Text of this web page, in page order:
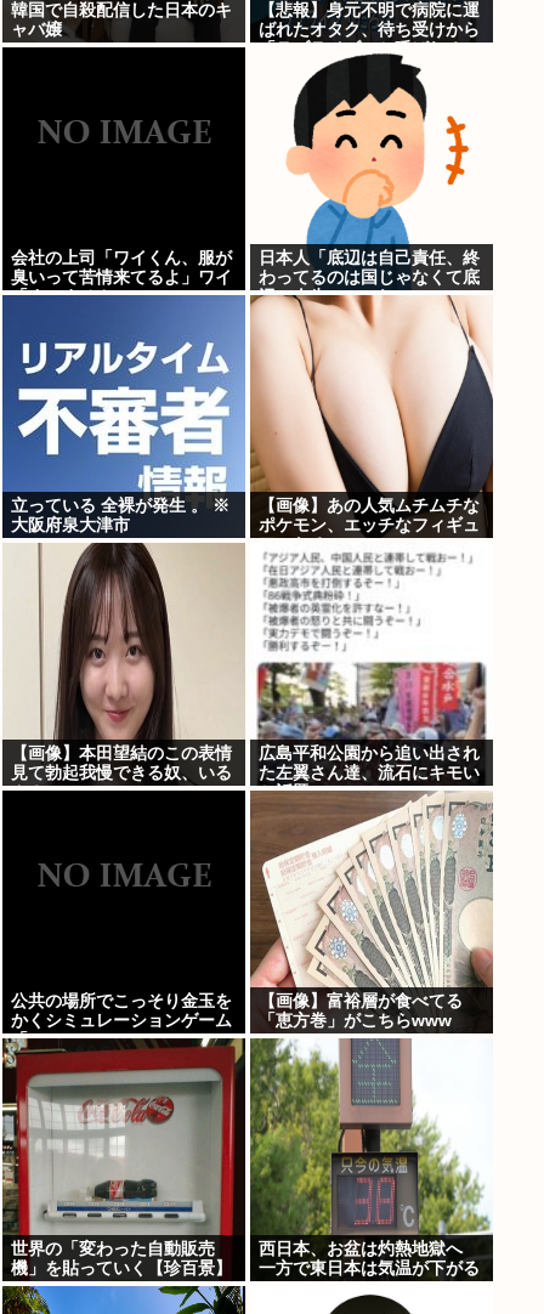
韓国で自殺配信した日本のキ
ャバ嬢
【悲報】身元不明で病院に運
ばれたオタク、待ち受けから
「ラブライブ」と呼ばれる
会社の上司「ワイくん、服が
臭いって苦情来てるよ」ワイ
「すいません」
日本人「底辺は自己責任、終
わってるのは国じゃなくて底
辺の人生」←これ
立っている 全裸が発生 。 ※
大阪府泉大津市
【画像】あの人気ムチムチな
ポケモン、エッチなフィギュ
【画像】本田望結のこの表情
見て勃起我慢できる奴、いる
ん？
広島平和公園から追い出され
た左翼さん達、流石にキモい
と話題に
公共の場所でこっそり金玉を
かくシミュレーションゲーム
「Ball Scratch Simulator」
がSteamで発表される
【画像】富裕層が食べてる
「恵方巻」がこちらwww
世界の「変わった自動販売
機」を貼っていく【珍百景】
西日本、お盆は灼熱地獄へ
一方で東日本は気温が下がる